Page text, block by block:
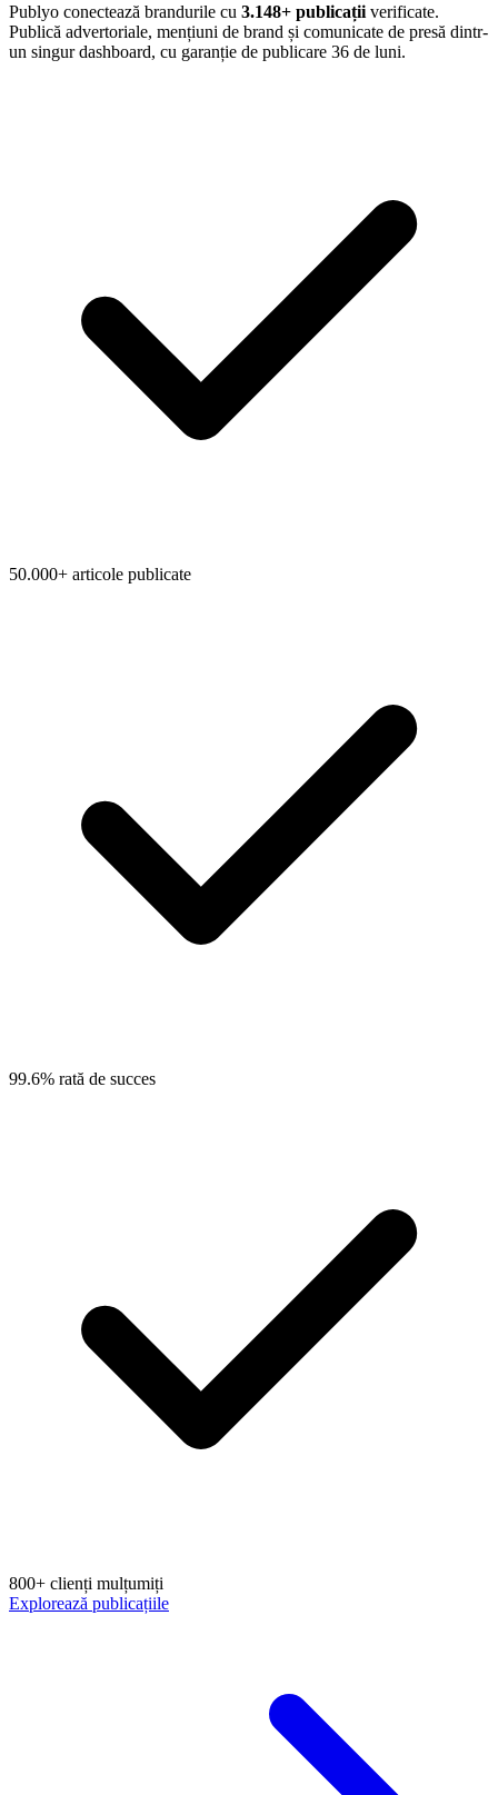
Publyo conectează brandurile cu 3.148+ publicații verificate.
Publică advertoriale, mențiuni de brand și comunicate de presă dintr-
un singur dashboard, cu garanție de publicare 36 de luni.
50.000+ articole publicate
99.6% rată de succes
800+ clienți mulțumiți
Explorează publicațiile